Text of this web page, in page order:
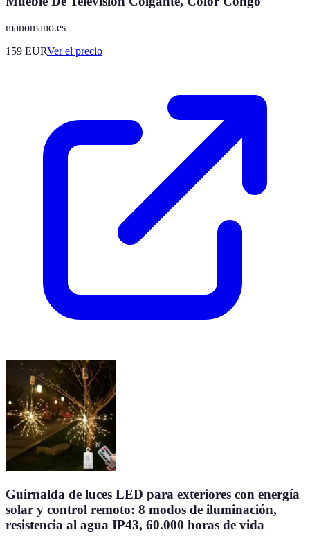
manomano.es
159 EURVer el precio
Guirnalda de luces LED para exteriores con energía
solar y control remoto: 8 modos de iluminación,
resistencia al agua IP43, 60.000 horas de vida